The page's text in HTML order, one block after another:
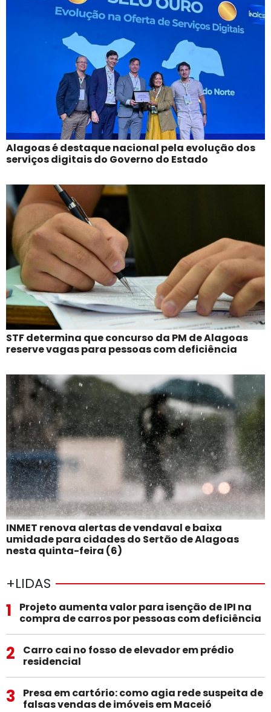
Alagoas é destaque nacional pela evolução dos
serviços digitais do Governo do Estado
STF determina que concurso da PM de Alagoas
reserve vagas para pessoas com deficiência
INMET renova alertas de vendaval e baixa
umidade para cidades do Sertão de Alagoas
nesta quinta-feira (6)
+LIDAS
1
Projeto aumenta valor para isenção de IPI na
compra de carros por pessoas com deficiência
2
Carro cai no fosso de elevador em prédio
residencial
3
Presa em cartório: como agia rede suspeita de
falsas vendas de imóveis em Maceió